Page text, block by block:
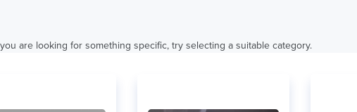
are looking for something specific, try selecting a suitable category.